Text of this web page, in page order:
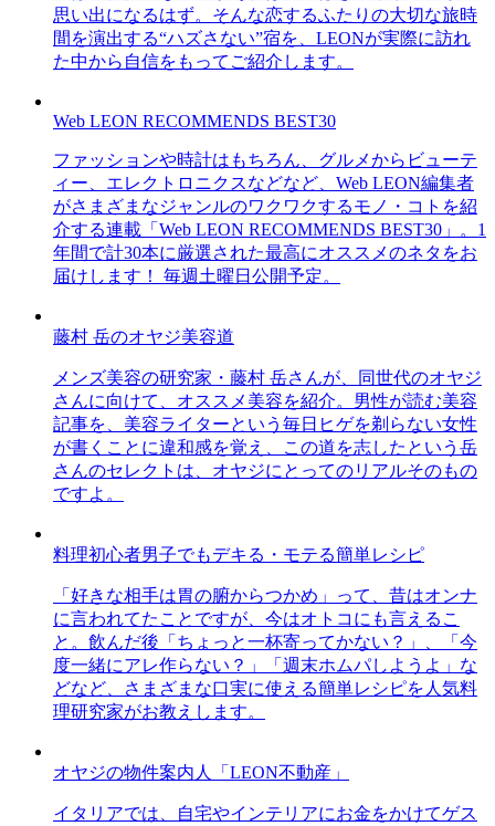
思い出になるはず。そんな恋するふたりの大切な旅時
間を演出する“ハズさない”宿を、LEONが実際に訪れ
た中から自信をもってご紹介します。
Web LEON RECOMMENDS BEST30
ファッションや時計はもちろん、グルメからビューテ
ィー、エレクトロニクスなどなど、Web LEON編集者
がさまざまなジャンルのワクワクするモノ・コトを紹
介する連載「Web LEON RECOMMENDS BEST30」。1
年間で計30本に厳選された最高にオススメのネタをお
届けします！ 毎週土曜日公開予定。
藤村 岳のオヤジ美容道
メンズ美容の研究家・藤村 岳さんが、同世代のオヤジ
さんに向けて、オススメ美容を紹介。男性が読む美容
記事を、美容ライターという毎日ヒゲを剃らない女性
が書くことに違和感を覚え、この道を志したという岳
さんのセレクトは、オヤジにとってのリアルそのもの
ですよ。
料理初心者男子でもデキる・モテる簡単レシピ
「好きな相手は胃の腑からつかめ」って、昔はオンナ
に言われてたことですが、今はオトコにも言えるこ
と。飲んだ後「ちょっと一杯寄ってかない？」、「今
度一緒にアレ作らない？」「週末ホムパしようよ」な
どなど、さまざまな口実に使える簡単レシピを人気料
理研究家がお教えします。
オヤジの物件案内人「LEON不動産」
イタリアでは、自宅やインテリアにお金をかけてゲス